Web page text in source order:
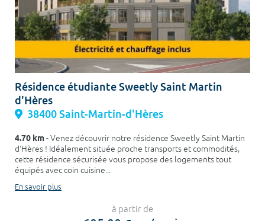
Résidence étudiante Sweetly Saint Martin
d'Hères
38400 Saint-Martin-d'Hères
4.70 km- Venez découvrir notre résidence Sweetly Saint Martin
d'Hères ! Idéalement située proche transports et commodités,
cette résidence sécurisée vous propose des logements tout
équipés avec coin cuisine...
En savoir plus
à partir de